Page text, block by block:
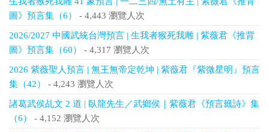
圖》預言集（6）
- 4,443 瀏覽人次
2026/2027 中國武統台灣預言 | 生我者猴死我雕 | 紫薇君《推背
圖》預言集（60）
- 4,317 瀏覽人次
2026 紫薇聖人預言 | 無王無帝定乾坤 | 紫薇君『紫微星明』預言
集（42）
- 4,243 瀏覽人次
諸葛武侯乩文 2 道 | 臥龍先生／武鄉侯｜紫薇君《預言籤詩》集
（6）
- 4,152 瀏覽人次